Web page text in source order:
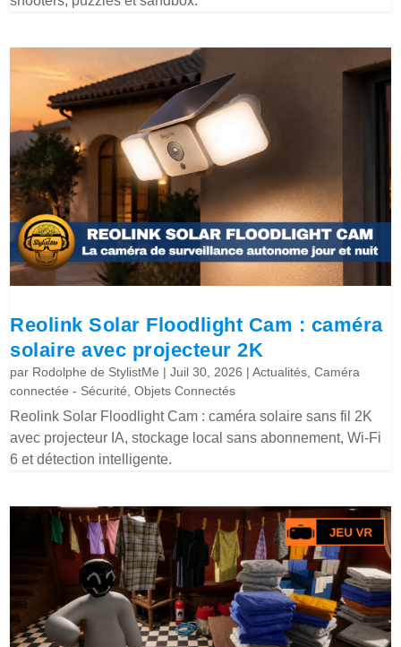
Reolink Solar Floodlight Cam : caméra
solaire avec projecteur 2K
par Rodolphe de StylistMe |Juil 30, 2026 |Actualités ,Caméra
connectée - Sécurité ,Objets Connectés
Reolink Solar Floodlight Cam : caméra solaire sans fil 2K
avec projecteur IA, stockage local sans abonnement, Wi-Fi
6 et détection intelligente.